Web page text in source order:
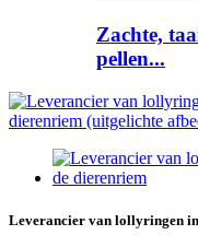
Zachte,
pellen...
Leverancier van lollyringen